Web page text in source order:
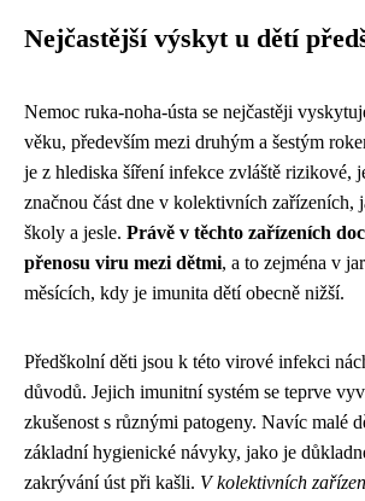
Nejčastější výskyt u dětí
Nemoc ruka-noha-ústa se nejčastěji
věku, především mezi druhým a šestým
je z hlediska šíření infekce zvláště rizikové,
značnou část dne v kolektivních zařízeních,
školy a jesle. Právě v těchto zařízeních
přenosu viru mezi dětmi, a to zejména v
měsících, kdy je imunita dětí obecně nižší.
Předškolní děti jsou k této virové infekci
důvodů. Jejich imunitní systém se teprve
zkušenost s různými patogeny. Navíc malé
základní hygienické návyky, jako je
zakrývání úst při kašli. V kolektivních